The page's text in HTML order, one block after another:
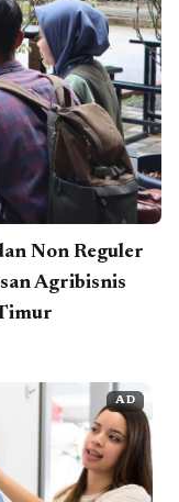
Non Reguler
Agribisnis
AD